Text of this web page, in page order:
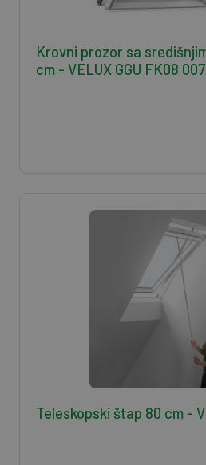
Krovni prozor sa
cm - VELUX GGU FK08
Teleskopski štap 80 cm -